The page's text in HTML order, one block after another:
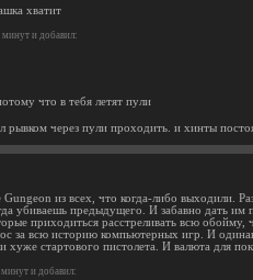
хватит
минут и добавил:
что в тебя летят пули
рывком через пули проходить. и хинты
из всех, что когда-либо выходили.
убиваешь предыдущего. И забавно дать
приходиться расстреливать всю
за всю историю компьютерных игр. И
стартового пистолета. И валюта для
и добавил: